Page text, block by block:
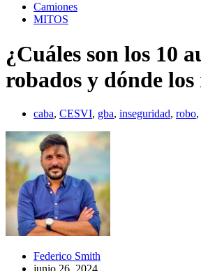
Camiones
MITOS
¿Cuáles son los 10
robados y dónde los
caba, CESVI, gba, inseguridad, robo,
Federico Smith